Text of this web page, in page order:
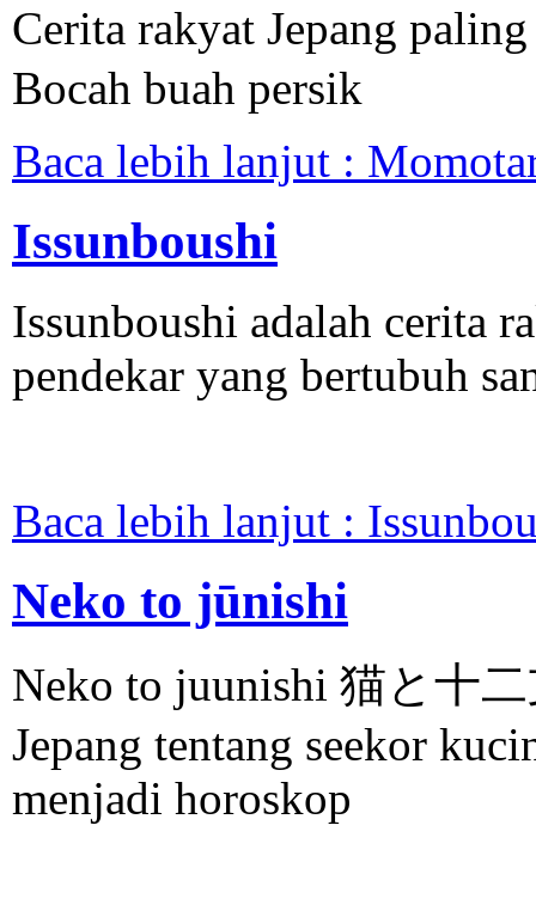
Cerita rakyat Jepang
Bocah buah persik
Baca lebih lanjut :
Issunboushi
Issunboushi adalah cerita
pendekar yang bertubuh
Baca lebih lanjut :
Neko to jūnishi
Neko to juunishi 猫と十二
Jepang tentang seekor
menjadi horoskop